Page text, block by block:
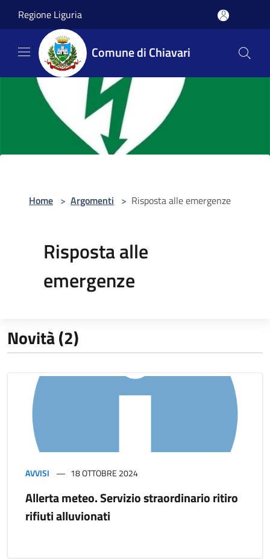
Regione Liguria
Comune di Chiavari
Home > Argomenti > Risposta alle emergenze
Risposta alle
emergenze
Novità (2)
AVVISI 18 OTTOBRE 2024
Allerta meteo. Servizio straordinario ritiro
rifiuti alluvionati